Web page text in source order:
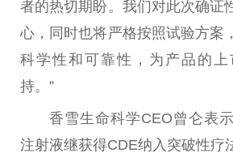
者的热切期盼。我们对此次确证
心，同时也将严格按照试验方案
科学性和可靠性 ，为产品的
持。”
香雪生命科学CEO曾仑表
注射液继获得CDE纳入突破性疗